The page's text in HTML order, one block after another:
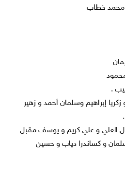
خطاب
.
إبراهيم وسلمان أحمد و زهير
العلي و علي كريم و يوسف مقبل
و كساندرا دياب و حسين